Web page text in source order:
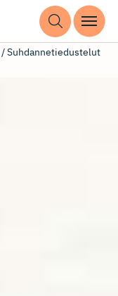
/Suhdannetiedustelut